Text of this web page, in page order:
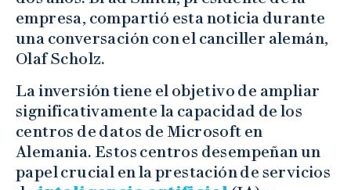
empresa, compartió esta noticia durante
una conversación con el canciller alemán,
Olaf Scholz.
La inversión tiene el objetivo de ampliar
significativamente la capacidad de los
centros de datos de Microsoft en
Alemania. Estos centros desempeñan un
papel crucial en la prestación de servicios